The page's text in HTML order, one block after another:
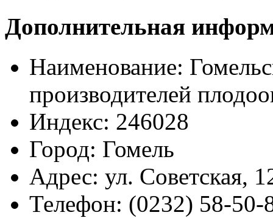
Дополнительная
Наименование:
производителей
Индекс: 246028
Город: Гомель
Адрес: ул. Советская,
Телефон: (0232) 58-50-